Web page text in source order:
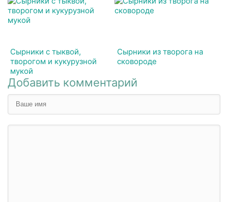
Сырники с тыквой,
творогом и кукурузной
мукой
Сырники из творога на
сковороде
Добавить комментарий